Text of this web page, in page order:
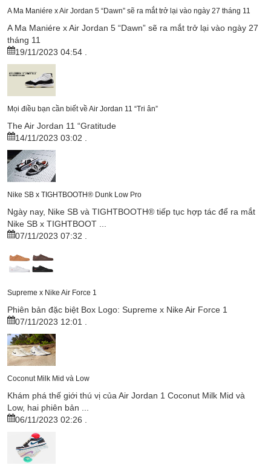
A Ma Maniére x Air Jordan 5 “Dawn” sẽ ra mắt trở lại vào ngày 27 tháng 11
A Ma Maniére x Air Jordan 5 “Dawn” sẽ ra mắt trở lại vào ngày 27
tháng 11
19/11/2023 04:54
Mọi điều bạn cần biết về Air Jordan 11 “Tri ân”
The Air Jordan 11 “Gratitude
14/11/2023 03:02
Nike SB x TIGHTBOOTH®︎ Dunk Low Pro
Ngày nay, Nike SB và TIGHTBOOTH®︎ tiếp tục hợp tác để ra mắt
Nike SB x TIGHTBOOT ...
07/11/2023 07:32
Supreme x Nike Air Force 1
Phiên bản đặc biệt Box Logo: Supreme x Nike Air Force 1
07/11/2023 12:01
Coconut Milk Mid và Low
Khám phá thế giới thú vị của Air Jordan 1 Coconut Milk Mid và
Low, hai phiên bản ...
06/11/2023 02:26